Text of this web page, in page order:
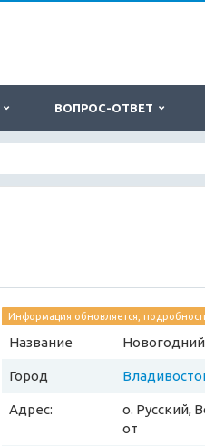
ВОПРОС-ОТВЕТ
Информация обновляется,
Название
Город
Адрес:
о. Русский,
от